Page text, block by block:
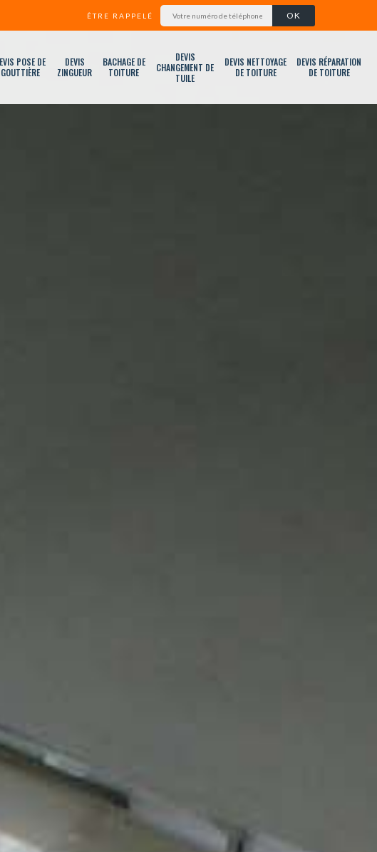
ÊTRE RAPPELÉ
POSE DE
GOUTTIÈRE
DEVIS
ZINGUEUR
BACHAGE DE
TOITURE
DEVIS
CHANGEMENT DE
TUILE
DEVIS NETTOYAGE
DE TOITURE
DEVIS RÉPARATION
DE TOITURE